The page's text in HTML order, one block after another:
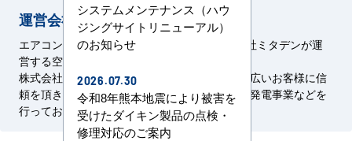
運営会社の信頼と実績
エアコンセンターACは、1967年創設の株式会社ミタデンが運
営する空調事業サービスです。
株式会社ミタデンは、官公庁をはじめとした幅広いお客様に信
頼を頂き、空調・管設備工事、電気設備工事、発電事業などを
行っております。
システムメンテナンス（ハウ
ジングサイトリニューアル）
のお知らせ
2026.07.30
令和8年熊本地震により被害を
受けたダイキン製品の点検・
修理対応のご案内